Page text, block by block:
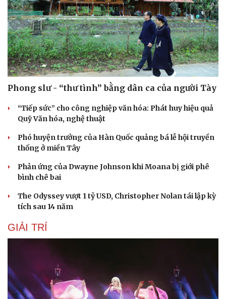
Phong slư - “thư tình” bằng dân ca của người Tày
“Tiếp sức” cho công nghiệp văn hóa: Phát huy hiệu quả
Quỹ Văn hóa, nghệ thuật
Phó huyện trưởng của Hàn Quốc quảng bá lễ hội truyền
thống ở miền Tây
Phản ứng của Dwayne Johnson khi Moana bị giới phê
bình chê bai
The Odyssey vượt 1 tỷ USD, Christopher Nolan tái lập kỳ
tích sau 14 năm
GIẢI TRÍ